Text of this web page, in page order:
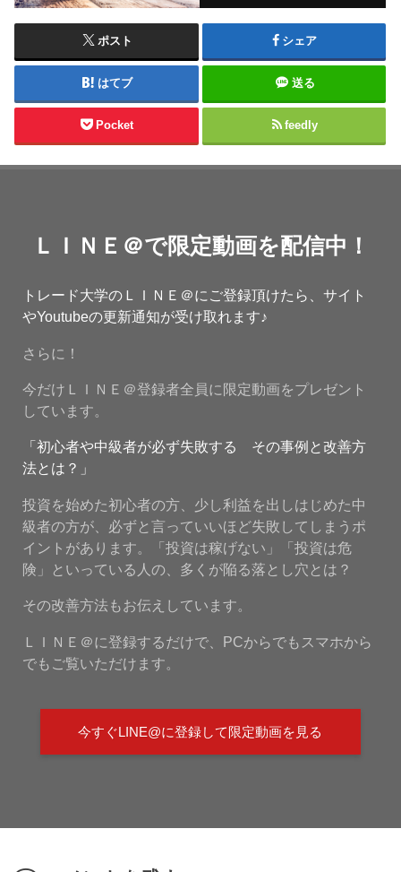
ポスト シェア
はてブ 送る
Pocket feedly
ＬＩＮＥ＠で限定動画を配信中！
トレード大学のＬＩＮＥ＠にご登録頂けたら、サイト
やYoutubeの更新通知が受け取れます♪
さらに！
今だけＬＩＮＥ＠登録者全員に限定動画をプレゼント
しています。
「初心者や中級者が必ず失敗する その事例と改善方
法とは？」
投資を始めた初心者の方、少し利益を出しはじめた中
級者の方が、必ずと言っていいほど失敗してしまうポ
イントがあります。「投資は稼げない」「投資は危
険」といっている人の、多くが陥る落とし穴とは？
その改善方法もお伝えしています。
ＬＩＮＥ＠に登録するだけで、PCからでもスマホから
でもご覧いただけます。
今すぐLINE@に登録して限定動画を見る